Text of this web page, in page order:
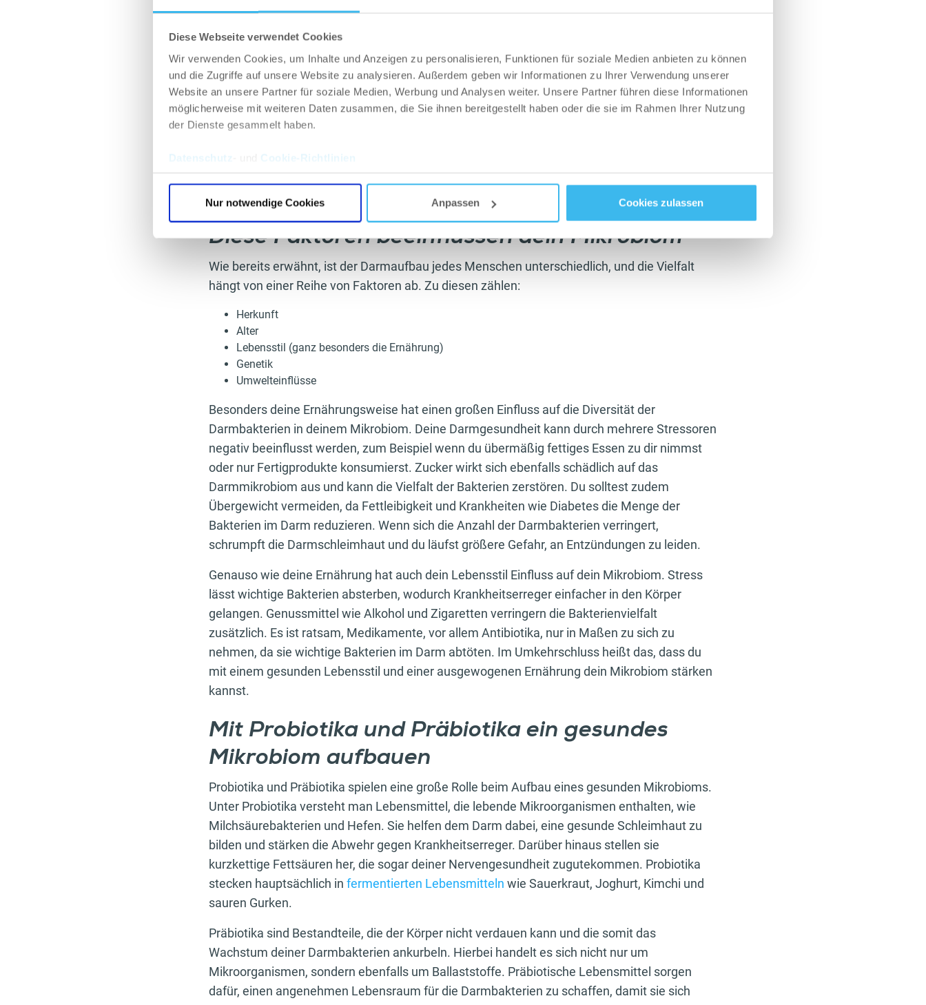
Diese Webseite verwendet Cookies
Wir verwenden Cookies, um Inhalte und Anzeigen zu personalisieren, Funktionen für soziale Medien anbieten zu können
und die Zugriffe auf unsere Website zu analysieren. Außerdem geben wir Informationen zu Ihrer Verwendung unserer
Website an unsere Partner für soziale Medien, Werbung und Analysen weiter. Unsere Partner führen diese Informationen
möglicherweise mit weiteren Daten zusammen, die Sie ihnen bereitgestellt haben oder die sie im Rahmen Ihrer Nutzung
der Dienste gesammelt haben.
Datenschutz Cookie-Richtlinien
Nur notwendige Cookies Anpassen Cookies zulassen
Schutz der Darmschleimhaut
Verringerung von Angstzuständen und Depression
Eine der wichtigsten Aufgaben der Darmbakterien ist die Stärkung des Immunsystems.
Erstaunlicherweise werden etwa 90 Prozent der Antikörper im Darm gebildet. Dein Körper
bildet eine Schutzschicht aus Magensäure und Schleim, die Krankheitserreger zunächst
Mikrobiom zusammen mit dem Immunsystem dafür, Immunzellen herzustellen, die die
Erreger unschädlich machen. Somit ist der Darm das größte immunologische Organ im
Körper und hat einen wesentlichen Einfluss auf deine Gesundheit.
Diese Faktoren beeinflussen dein Mikrobiom
Wie bereits erwähnt, ist der Darmaufbau jedes Menschen unterschiedlich, und die Vielfalt
hängt von einer Reihe von Faktoren ab. Zu diesen zählen:
Herkunft
Alter
Lebensstil (ganz besonders die Ernährung)
Genetik
Umwelteinflüsse
Besonders deine Ernährungsweise hat einen großen Einfluss auf die Diversität der
Darmbakterien in deinem Mikrobiom. Deine Darmgesundheit kann durch mehrere Stressoren
negativ beeinflusst werden, zum Beispiel wenn du übermäßig fettiges Essen zu dir nimmst
oder nur Fertigprodukte konsumierst. Zucker wirkt sich ebenfalls schädlich auf das
Darmmikrobiom aus und kann die Vielfalt der Bakterien zerstören. Du solltest zudem
Übergewicht vermeiden, da Fettleibigkeit und Krankheiten wie Diabetes die Menge der
Bakterien im Darm reduzieren. Wenn sich die Anzahl der Darmbakterien verringert,
schrumpft die Darmschleimhaut und du läufst größere Gefahr, an Entzündungen zu leiden.
Genauso wie deine Ernährung hat auch dein Lebensstil Einfluss auf dein Mikrobiom. Stress
lässt wichtige Bakterien absterben, wodurch Krankheitserreger einfacher in den Körper
gelangen. Genussmittel wie Alkohol und Zigaretten verringern die Bakterienvielfalt
zusätzlich. Es ist ratsam, Medikamente, vor allem Antibiotika, nur in Maßen zu sich zu
nehmen, da sie wichtige Bakterien im Darm abtöten. Im Umkehrschluss heißt das, dass du
mit einem gesunden Lebensstil und einer ausgewogenen Ernährung dein Mikrobiom stärken
kannst.
Mit Probiotika und Präbiotika ein gesundes
Mikrobiom aufbauen
Probiotika und Präbiotika spielen eine große Rolle beim Aufbau eines gesunden Mikrobioms.
Unter Probiotika versteht man Lebensmittel, die lebende Mikroorganismen enthalten, wie
Milchsäurebakterien und Hefen. Sie helfen dem Darm dabei, eine gesunde Schleimhaut zu
bilden und stärken die Abwehr gegen Krankheitserreger. Darüber hinaus stellen sie
kurzkettige Fettsäuren her, die sogar deiner Nervengesundheit zugutekommen. Probiotika
stecken hauptsächlich in fermentierten Lebensmitteln wie Sauerkraut, Joghurt, Kimchi und
sauren Gurken.
Präbiotika sind Bestandteile, die der Körper nicht verdauen kann und die somit das
Wachstum deiner Darmbakterien ankurbeln. Hierbei handelt es sich nicht nur um
Mikroorganismen, sondern ebenfalls um Ballaststoffe. Präbiotische Lebensmittel sorgen
dafür, einen angenehmen Lebensraum für die Darmbakterien zu schaffen, damit sie sich